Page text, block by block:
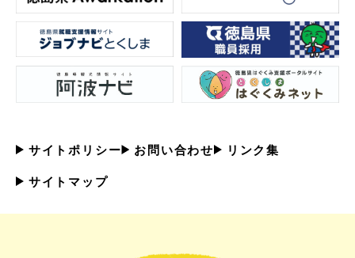
サイトポリシー お問い合わせ リンク集
サイトマップ